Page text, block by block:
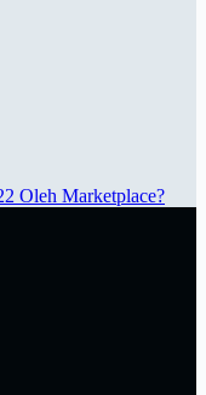
Oleh Marketplace?